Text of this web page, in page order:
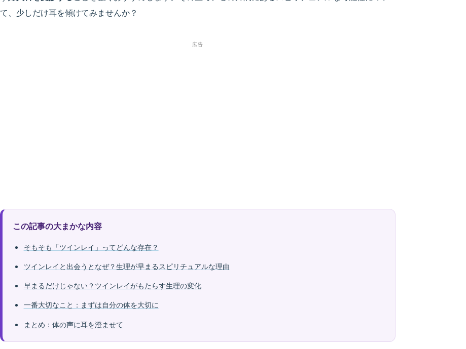
て、少しだけ耳を傾けてみませんか？
広告
この記事の大まかな内容
そもそも「ツインレイ」ってどんな存在？
ツインレイと出会うとなぜ？生理が早まるスピリチュアルな理由
早まるだけじゃない？ツインレイがもたらす生理の変化
一番大切なこと：まずは自分の体を大切に
まとめ：体の声に耳を澄ませて